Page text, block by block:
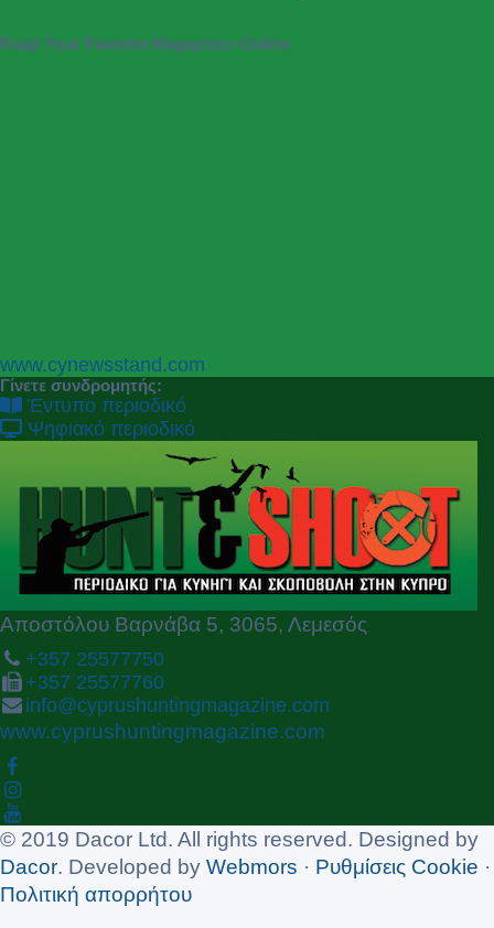
Read Your Favorite Magazines Online
P
r
e
v
N
e
x
t
www.cynewsstand.com
Γίνετε συνδρομητής:
Έντυπο περιοδικό
Ψηφιακό περιοδικό
Αποστόλου Βαρνάβα 5, 3065, Λεμεσός
+357 25577750
+357 25577760
info@cyprushuntingmagazine.com
www.cyprushuntingmagazine.com
© 2019 Dacor Ltd. All rights reserved. Designed by
Dacor. Developed by Webmors · Ρυθμίσεις Cookie ·
Πολιτική απορρήτου